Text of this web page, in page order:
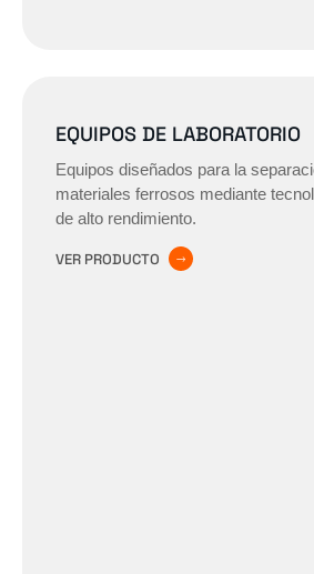
EQUIPOS DE LABORATORIO
Equipos diseñados para la
materiales ferrosos mediante
de alto rendimiento.
VER PRODUCTO